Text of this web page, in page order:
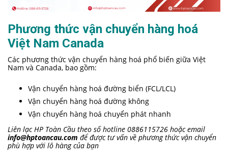
Phương thức vận chuyển hàng hoá
Việt Nam Canada
Các phương thức vận chuyển hàng hoá phổ biến giữa Việt
Nam và Canada, bao gồm:
Vận chuyển hàng hoá đường biển (FCL/LCL)
Vận chuyển hàng hoá đường không
Vận chuyển hàng hoá chuyển phát nhanh
Liên lạc HP Toàn Cầu theo số hotline 0886115726 hoặc email
info@hptoancau.com để được tư vấn về phương thức vận chuyển
phù hợp với lô hàng của bạn